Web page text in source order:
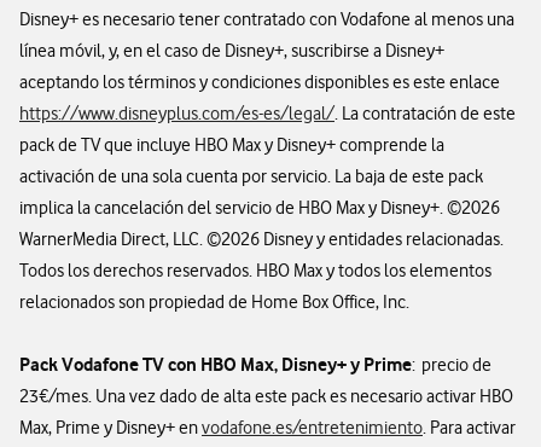
Disney+ es necesario tener contratado con Vodafone al menos una
línea móvil, y, en el caso de Disney+, suscribirse a Disney+
aceptando los términos y condiciones disponibles es este enlace
https://www.disneyplus.com/es-es/legal/. La contratación de este
pack de TV que incluye HBO Max y Disney+ comprende la
activación de una sola cuenta por servicio. La baja de este pack
implica la cancelación del servicio de HBO Max y Disney+. ©2026
WarnerMedia Direct, LLC. ©2026 Disney y entidades relacionadas.
Todos los derechos reservados. HBO Max y todos los elementos
relacionados son propiedad de Home Box Office, Inc.
Pack Vodafone TV con HBO Max, Disney+ y Prime: precio de
23€/mes. Una vez dado de alta este pack es necesario activar HBO
Max, Prime y Disney+ envodafone.es/entretenimiento. Para activar